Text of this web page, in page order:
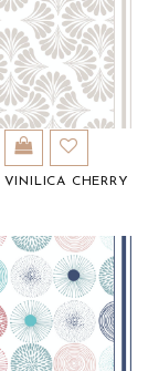
CHERRY